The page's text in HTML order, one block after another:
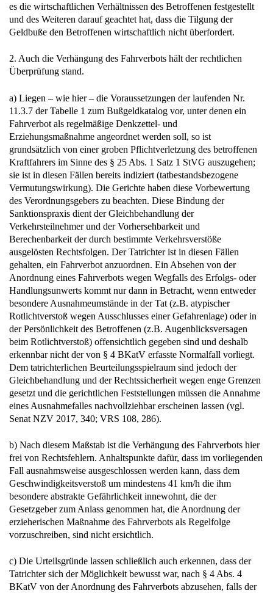
es die wirtschaftlichen Verhältnissen des Betroffenen festgestellt
und des Weiteren darauf geachtet hat, dass die Tilgung der
Geldbuße den Betroffenen wirtschaftlich nicht überfordert.
2. Auch die Verhängung des Fahrverbots hält der rechtlichen
Überprüfung stand.
a) Liegen – wie hier – die Voraussetzungen der laufenden Nr.
11.3.7 der Tabelle 1 zum Bußgeldkatalog vor, unter denen ein
Fahrverbot als regelmäßige Denkzettel- und
Erziehungsmaßnahme angeordnet werden soll, so ist
grundsätzlich von einer groben Pflichtverletzung des betroffenen
Kraftfahrers im Sinne des § 25 Abs. 1 Satz 1 StVG auszugehen;
sie ist in diesen Fällen bereits indiziert (tatbestandsbezogene
Vermutungswirkung). Die Gerichte haben diese Vorbewertung
des Verordnungsgebers zu beachten. Diese Bindung der
Sanktionspraxis dient der Gleichbehandlung der
Verkehrsteilnehmer und der Vorhersehbarkeit und
Berechenbarkeit der durch bestimmte Verkehrsverstöße
ausgelösten Rechtsfolgen. Der Tatrichter ist in diesen Fällen
gehalten, ein Fahrverbot anzuordnen. Ein Absehen von der
Anordnung eines Fahrverbots wegen Wegfalls des Erfolgs- oder
Handlungsunwerts kommt nur dann in Betracht, wenn entweder
besondere Ausnahmeumstände in der Tat (z.B. atypischer
Rotlichtverstoß wegen Ausschlusses einer Gefahrenlage) oder in
der Persönlichkeit des Betroffenen (z.B. Augenblicksversagen
beim Rotlichtverstoß) offensichtlich gegeben sind und deshalb
erkennbar nicht der von § 4 BKatV erfasste Normalfall vorliegt.
Dem tatrichterlichen Beurteilungsspielraum sind jedoch der
Gleichbehandlung und der Rechtssicherheit wegen enge Grenzen
gesetzt und die gerichtlichen Feststellungen müssen die Annahme
eines Ausnahmefalles nachvollziehbar erscheinen lassen (vgl.
Senat NZV 2017, 340; VRS 108, 286).
b) Nach diesem Maßstab ist die Verhängung des Fahrverbots hier
frei von Rechtsfehlern. Anhaltspunkte dafür, dass im vorliegenden
Fall ausnahmsweise ausgeschlossen werden kann, dass dem
Geschwindigkeitsverstoß um mindestens 41 km/h die ihm
besondere abstrakte Gefährlichkeit innewohnt, die der
Gesetzgeber zum Anlass genommen hat, die Anordnung der
erzieherischen Maßnahme des Fahrverbots als Regelfolge
vorzuschreiben, sind nicht ersichtlich.
c) Die Urteilsgründe lassen schließlich auch erkennen, dass der
Tatrichter sich der Möglichkeit bewusst war, nach § 4 Abs. 4
BKatV von der Anordnung des Fahrverbots abzusehen, falls der